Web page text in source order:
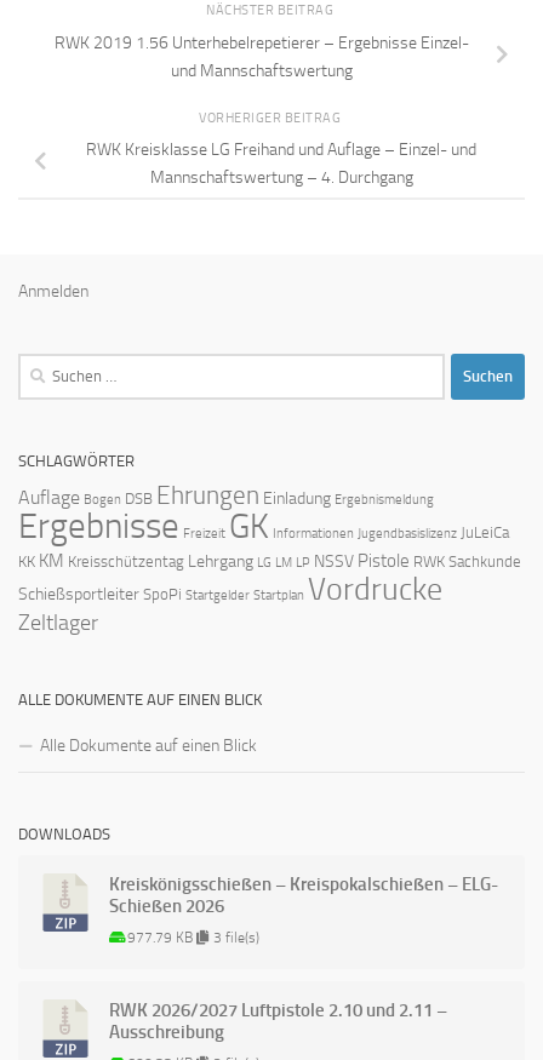
NÄCHSTER BEITRAG
RWK 2019 1.56 Unterhebelrepetierer – Ergebnisse Einzel-
und Mannschaftswertung
VORHERIGER BEITRAG
RWK Kreisklasse LG Freihand und Auflage – Einzel- und
Mannschaftswertung – 4. Durchgang
Anmelden
Suchen
SCHLAGWÖRTER
Auflage Bogen DSB Ehrungen Einladung Ergebnismeldung
Ergebnisse Freizeit GK Informationen Jugendbasislizenz JuLeiCa
KK KM Kreisschützentag Lehrgang LG LM LP NSSV Pistole RWK Sachkunde
Schießsportleiter SpoPi Startgelder Startplan Vordrucke
Zeltlager
ALLE DOKUMENTE AUF EINEN BLICK
Alle Dokumente auf einen Blick
DOWNLOADS
Kreiskönigsschießen – Kreispokalschießen – ELG-
Schießen 2026
977.79 KB 3 file(s)
RWK 2026/2027 Luftpistole 2.10 und 2.11 –
Ausschreibung